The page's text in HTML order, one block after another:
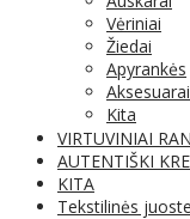
Vėriniai
Žiedai
Apyrankės
Kita
VIRTUVINIAI
AUTENTIŠKI
KITA
Tekstilinės